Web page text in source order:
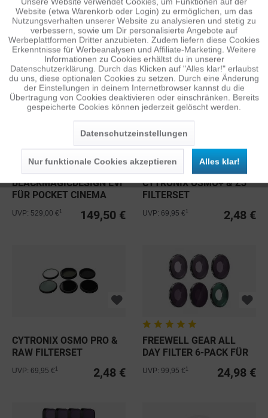
FREEWELL GEAR ND/PL
FILTER 10PACK FÜR DJI
MINI...
49,98 €
UVP: 159,95 €1
POLARPRO VND
COLLECTION FILTER 2ER
SET FÜR DJI...
39,50 €
UVP: 139,95 €1
BLACKMAGICDESIGN EVF
FÜR POCKET CINEMA
CAMERA PRO
149,50 €
UVP: 529,00 €
CYTRONIX OSMO+ & Z3
FILTERSET
2,48 €
UVP: 69,95 €
CYTRONIX OSMO PRO &
RAW FILTERSET
2,48 €
UVP: 69,95 €
FREEWELL GEAR ALL
DAY FILTER 6-PACK FÜR
24,98 €
UVP: 99,95 €
Funktionale
Tracking Inaktiv
Personalisierung Inaktiv
Service Inaktiv
Website (etwa Warenkorb oder Login) zu ermöglichen, um das
Nutzungsverhalten unserer Website zu analysieren und stetig zu
verbessern, sowie um Dir personalisierte Angebote auf
Werbeplattformen Dritter anzubieten. Zudem liefern diese Cookies
Erkenntnisse für Werbeanalysen und Affiliate-Marketing. Weitere
Informationen zu Cookies erhältst du in unserer
Datenschutzerklärung. Durch das Klicken auf "Alles klar!" erlaubst
du uns, diese optionalen Cookies zu setzen. Durch eine Änderung
der Einstellungen in deinem Internetbrowser kannst du die
Übertragung von Cookies deaktivieren oder einschränken. Bereits
gespeicherte Cookies können jederzeit gelöscht werden.
Datenschutzeinstellungen
Nur funktionale Cookies akzeptieren Alles klar!